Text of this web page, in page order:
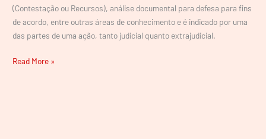
(Contestação ou Recursos), análise documental para defesa para fins
de acordo, entre outras áreas de conhecimento e é indicado por uma
das partes de uma ação, tanto judicial quanto extrajudicial.
Read More »